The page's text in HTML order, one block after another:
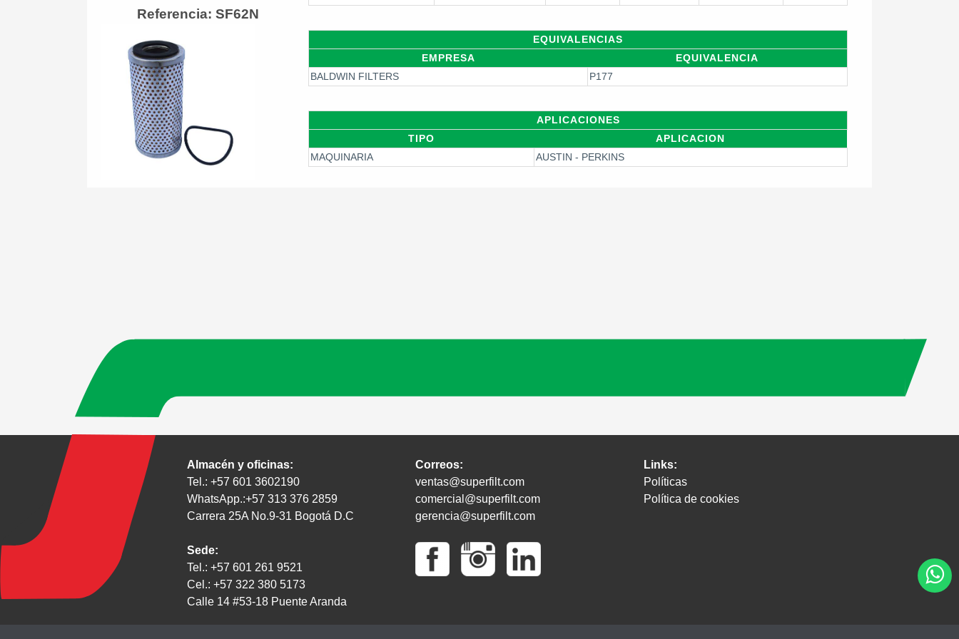
Referencia: SF62N
EQUIVALENCIAS
EMPRESA
EQUIVALENCIA
BALDWIN FILTERS
P177
APLICACIONES
TIPO
APLICACION
MAQUINARIA
AUSTIN - PERKINS
Almacén y oficinas:
Tel.: +57 601 3602190
WhatsApp.:+57 313 376 2859
Carrera 25A No.9-31 Bogotá D.C
Sede:
Tel.: +57 601 261 9521
Cel.: +57 322 380 5173
Calle 14 #53-18 Puente Aranda
Correos:
ventas@superfilt.com
comercial@superfilt.com
gerencia@superfilt.com
Links:
Políticas
Política de cookies